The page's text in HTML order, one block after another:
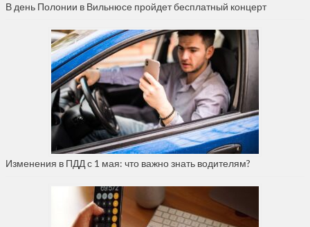
В день Полонии в Вильнюсе пройдет бесплатный концерт
Изменения в ПДД с 1 мая: что важно знать водителям?